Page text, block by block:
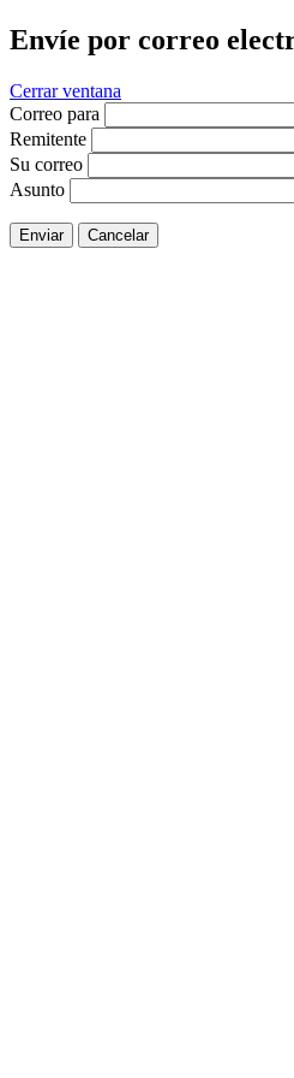
Envíe por correo
Cerrar ventana
Correo para
Remitente
Su correo
Asunto
Enviar Cancelar